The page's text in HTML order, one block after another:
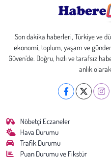
Son dakika haberleri, Türkiye ve
ekonomi, toplum, yaşam ve
Güven’de. Doğru, hızlı ve tarafsız
anlık
Nöbetçi Eczaneler
Hava Durumu
Trafik Durumu
Puan Durumu ve Fikstür